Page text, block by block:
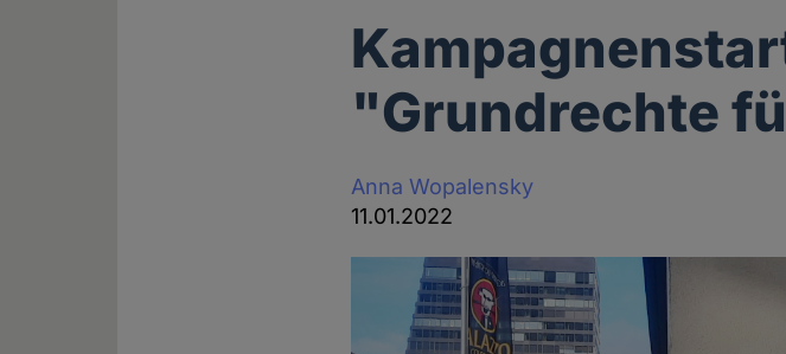
"Grundrechte
Anna Wopalensky
11.01.2022